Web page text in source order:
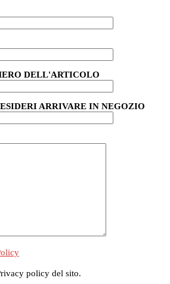
DELL'ARTICOLO
ARRIVARE IN NEGOZIO
policy del sito.